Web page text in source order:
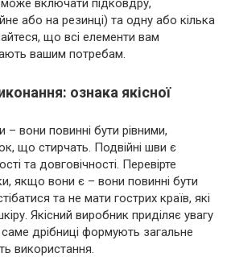
включати підковдру,
або на резинці) та одну або кілька
що всі елементи вам
вашим потребам.
ознака якісної
вони повинні бути рівними,
що стирчать. Подвійні шви є
та довговічності. Перевірте
якщо вони є – вони повинні бути
та не мати гострих країв, які
Якісний виробник приділяє увагу
дрібниці формують загальне
використання.